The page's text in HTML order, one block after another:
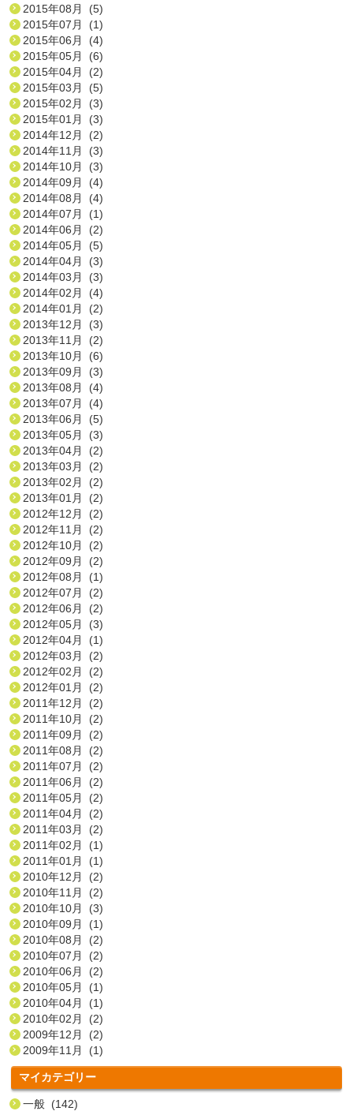
2015年08月 (5)
2015年07月 (1)
2015年06月 (4)
2015年05月 (6)
2015年04月 (2)
2015年03月 (5)
2015年02月 (3)
2015年01月 (3)
2014年12月 (2)
2014年11月 (3)
2014年10月 (3)
2014年09月 (4)
2014年08月 (4)
2014年07月 (1)
2014年06月 (2)
2014年05月 (5)
2014年04月 (3)
2014年03月 (3)
2014年02月 (4)
2014年01月 (2)
2013年12月 (3)
2013年11月 (2)
2013年10月 (6)
2013年09月 (3)
2013年08月 (4)
2013年07月 (4)
2013年06月 (5)
2013年05月 (3)
2013年04月 (2)
2013年03月 (2)
2013年02月 (2)
2013年01月 (2)
2012年12月 (2)
2012年11月 (2)
2012年10月 (2)
2012年09月 (2)
2012年08月 (1)
2012年07月 (2)
2012年06月 (2)
2012年05月 (3)
2012年04月 (1)
2012年03月 (2)
2012年02月 (2)
2012年01月 (2)
2011年12月 (2)
2011年10月 (2)
2011年09月 (2)
2011年08月 (2)
2011年07月 (2)
2011年06月 (2)
2011年05月 (2)
2011年04月 (2)
2011年03月 (2)
2011年02月 (1)
2011年01月 (1)
2010年12月 (2)
2010年11月 (2)
2010年10月 (3)
2010年09月 (1)
2010年08月 (2)
2010年07月 (2)
2010年06月 (2)
2010年05月 (1)
2010年04月 (1)
2010年02月 (2)
2009年12月 (2)
2009年11月 (1)
マイカテゴリー
一般 (142)